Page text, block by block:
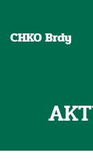
CHKO Brdy